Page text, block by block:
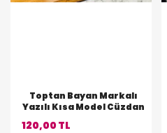
Toptan Bayan Markalı
Yazılı Kısa Model Cüzdan
120,00 TL